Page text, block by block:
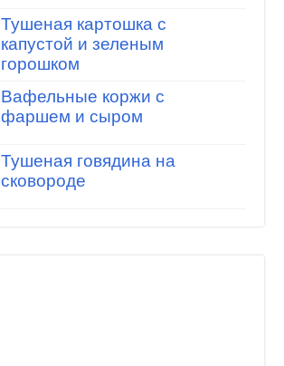
Тушеная картошка с
капустой и зеленым
горошком
Вафельные коржи с
фаршем и сыром
Тушеная говядина на
сковороде